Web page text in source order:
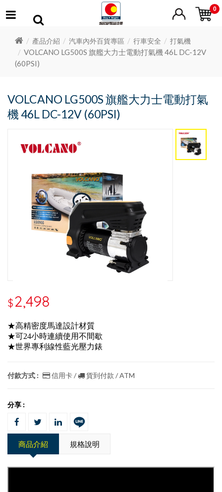
0
產品介紹 汽車內外百貨專區 行車安全 打氣機
VOLCANO LG500S 旗艦大力士電動打氣機 46L DC-12V
(60PSI)
VOLCANO LG500S 旗艦大力士電動打氣
機 46L DC-12V (60PSI)
$2,498
★高精密度馬達設計材質
★可24小時連續使用不間歇
★世界專利線性藍光壓力錶
付款方式 : 信用卡 / 貨到付款 / ATM
分享 :
商品介紹 規格說明